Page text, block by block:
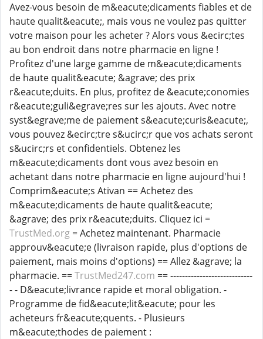
Avez-vous besoin de m&eacute;dicaments fiables et de
haute qualit&eacute;, mais vous ne voulez pas quitter
votre maison pour les acheter ? Alors vous &ecirc;tes
au bon endroit dans notre pharmacie en ligne !
Profitez d'une large gamme de m&eacute;dicaments
de haute qualit&eacute; &agrave; des prix
r&eacute;duits. En plus, profitez de &eacute;conomies
r&eacute;guli&egrave;res sur les ajouts. Avec notre
syst&egrave;me de paiement s&eacute;curis&eacute;,
vous pouvez &ecirc;tre s&ucirc;r que vos achats seront
s&ucirc;rs et confidentiels. Obtenez les
m&eacute;dicaments dont vous avez besoin en
achetant dans notre pharmacie en ligne aujourd'hui !
Comprim&eacute;s Ativan == Achetez des
m&eacute;dicaments de haute qualit&eacute;
&agrave; des prix r&eacute;duits. Cliquez ici =
TrustMed.org = Achetez maintenant. Pharmacie
approuv&eacute;e (livraison rapide, plus d'options de
paiement, mais moins d'options) == Allez &agrave; la
pharmacie. ==TrustMed247.com == ----------------------------
- - D&eacute;livrance rapide et moral obligation. -
Programme de fid&eacute;lit&eacute; pour les
acheteurs fr&eacute;quents. - Plusieurs
m&eacute;thodes de paiement :